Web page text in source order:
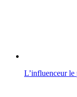
L’influenceur